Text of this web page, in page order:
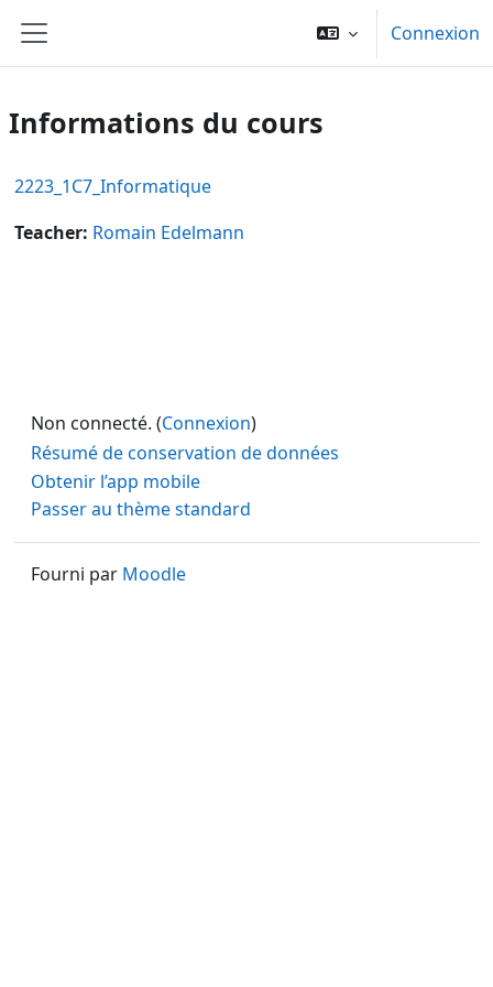
Panneau latéral
Connexion
Informations du cours
2223_1C7_Informatique
Teacher: Romain Edelmann
Non connecté. (Connexion)
Résumé de conservation de données
Obtenir l’app mobile
Passer au thème standard
Fourni par Moodle